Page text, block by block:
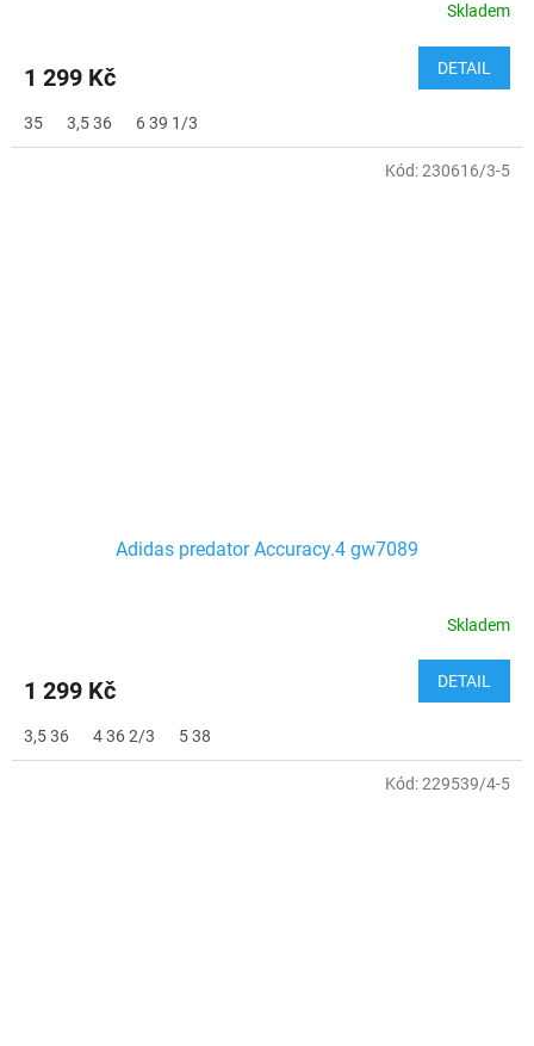
Skladem
1 299 Kč DETAIL
35 3,5 36 6 39 1/3
Adidas predator Accuracy.4 gw7089
Skladem
1 299 Kč DETAIL
3,5 36 4 36 2/3 5 38
Kód:230616/3-5
Kód:229539/4-5